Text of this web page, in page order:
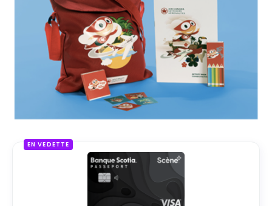
EN VEDETTE